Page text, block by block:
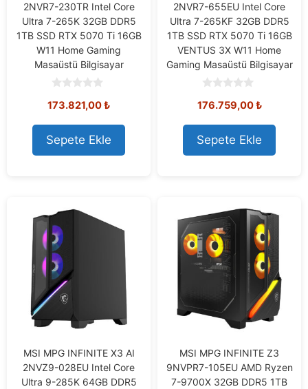
2NVR7-230TR Intel Core
Ultra 7-265K 32GB DDR5
1TB SSD RTX 5070 Ti 16GB
W11 Home Gaming
Masaüstü Bilgisayar
o
t
o
f
5
173.821,00₺
Sepete Ekle
2NVR7-655EU Intel Core
Ultra 7-265KF 32GB DDR5
1TB SSD RTX 5070 Ti 16GB
VENTUS 3X W11 Home
Gaming Masaüstü Bilgisayar
o
t
o
f
5
176.759,00₺
Sepete Ekle
MSI MPG INFINITE X3 AI
2NVZ9-028EU Intel Core
Ultra 9-285K 64GB DDR5
MSI MPG INFINITE Z3
9NVPR7-105EU AMD Ryzen
7-9700X 32GB DDR5 1TB